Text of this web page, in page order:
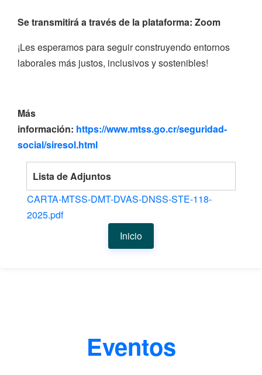
Se transmitirá a través de la plataforma: Zoom
¡Les esperamos para seguir construyendo entornos
laborales más justos, inclusivos y sostenibles!
Más
información: https://www.mtss.go.cr/seguridad-
social/siresol.html
Lista de Adjuntos
CARTA-MTSS-DMT-DVAS-DNSS-STE-118-
2025.pdf
Inicio
Eventos